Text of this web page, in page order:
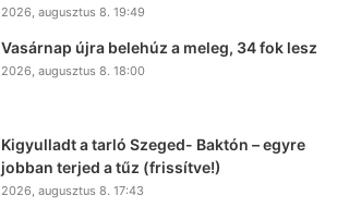
2026, augusztus 8. 19:49
Vasárnap újra belehúz a meleg, 34 fok lesz
2026, augusztus 8. 18:00
Kigyulladt a tarló Szeged- Baktón – egyre
jobban terjed a tűz (frissítve!)
2026, augusztus 8. 17:43